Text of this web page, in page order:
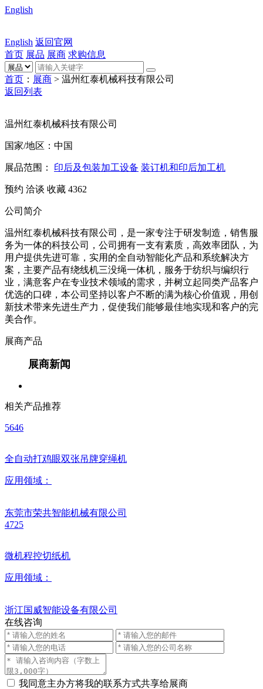
English
English 返回官网
首页 展品 展商 求购信息
首页 ： 展商 > 温州红泰机械科技有限公司
返回列表
温州红泰机械科技有限公司
国家/地区：中国
展品范围： 印后及包装加工设备 装订机和印后加工机
预约 洽谈 收藏 4362
公司简介
温州红泰机械科技有限公司，是一家专注于研发制造，销售服
务为一体的科技公司，公司拥有一支有素质，高效率团队，为
用户提供先进可靠，实用的全自动智能化产品和系统解决方
案，主要产品有绕线机三没绳一体机，服务于纺织与编织行
业，满意客户在专业技术领域的需求，并树立起同类产品客户
优选的口碑，本公司坚持以客户不断的满为核心价值观，用创
新技术带来先进生产力，促使我们能够最佳地实现和客户的完
美合作。
展商产品
展商新闻
相关产品推荐
5646
全自动打鸡眼双张吊牌穿绳机
应用领域：
东莞市荣共智能机械有限公司
4725
微机程控切纸机
应用领域：
浙江国威智能设备有限公司
在线咨询
我同意主办方将我的联系方式共享给展商